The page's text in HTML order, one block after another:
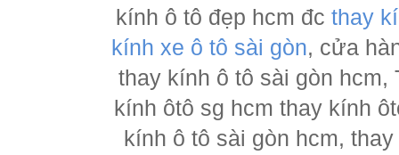
kính ô tô đẹp hcm đc thay
kính xe ô tô sài gòn, cửa
thay kính ô tô sài gòn hcm,
kính ôtô sg hcm thay kính
kính ô tô sài gòn hcm,